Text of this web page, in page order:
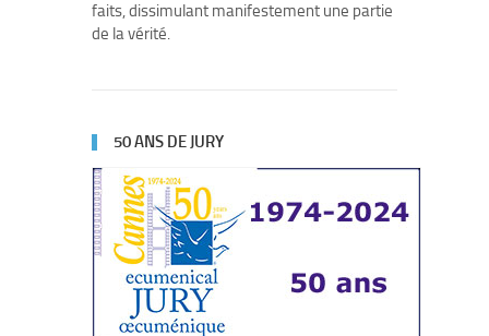
faits, dissimulant manifestement une partie
de la vérité.
50 ANS DE JURY